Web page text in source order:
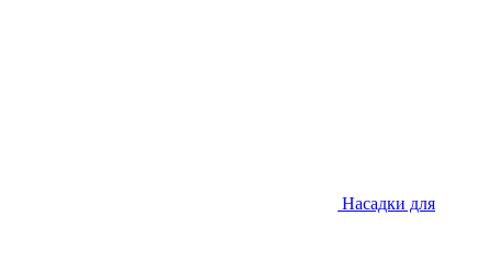
Насадки для